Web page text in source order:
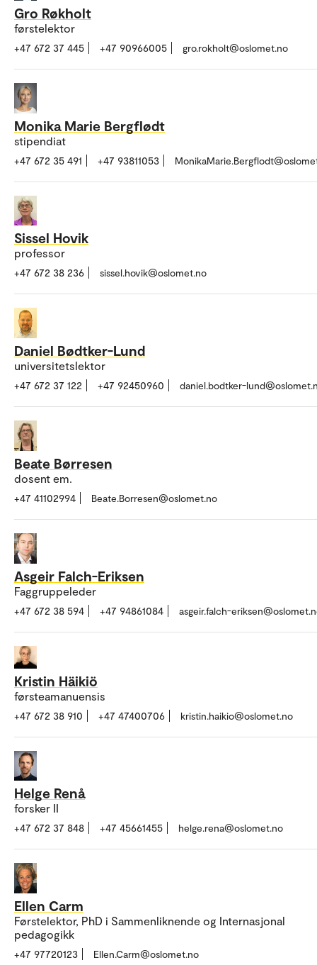
Gro Røkholt
førstelektor
+47 672 37 445 +47 90966005 gro.rokholt@oslomet.no
Monika Marie Bergflødt
stipendiat
+47 672 35 491 +47 93811053
Sissel Hovik
professor
+47 672 38 236 sissel.hovik@oslomet.no
Daniel Bødtker-Lund
universitetslektor
+47 672 37 122 +47 92450960 daniel.bodtker-
Beate Børresen
dosent em.
+47 41102994 Beate.Borresen@oslomet.no
Asgeir Falch-Eriksen
Faggruppeleder
+47 672 38 594 +47 94861084 asgeir.falch-
Kristin Häikiö
førsteamanuensis
+47 672 38 910 +47 47400706 kristin.haikio@oslomet.no
Helge Renå
forsker II
+47 672 37 848 +47 45661455 helge.rena@oslomet.no
Ellen Carm
Førstelektor, PhD i Sammenliknende og Internasjonal
pedagogikk
+47 97720123 Ellen.Carm@oslomet.no